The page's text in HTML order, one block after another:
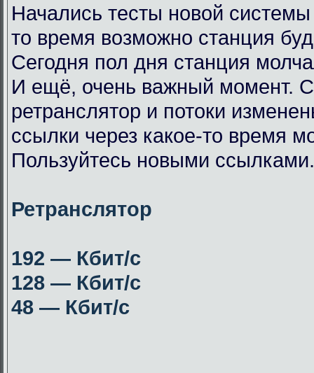
Начались тесты новой
то время возможно станция
Сегодня пол дня станция
И ещё, очень важный момент.
ретранслятор и потоки
ссылки через какое-то время
Пользуйтесь новыми ссылками.
Ретранслятор
192 — Кбит/с
128 — Кбит/с
48 — Кбит/с